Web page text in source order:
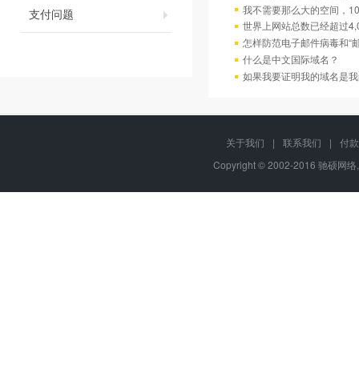
支付问题
我不需要那么大的空间，
世界上网站总数已经超过
怎样防范电子邮件病毒和“
什么是中文国际域名？
如果我要证明我的域名是
关于我们 | 联系我们 |
付
Copyright © 2002-2016 驰硕网